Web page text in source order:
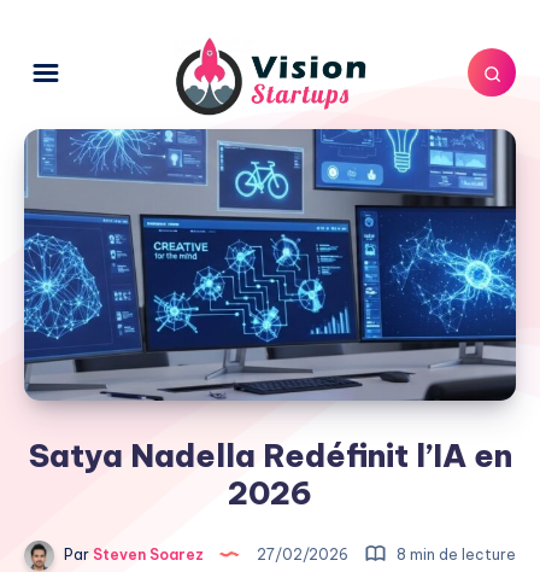
Satya Nadella Redéfinit l’IA en
2026
Par Steven Soarez 27/02/2026
8 min de lecture